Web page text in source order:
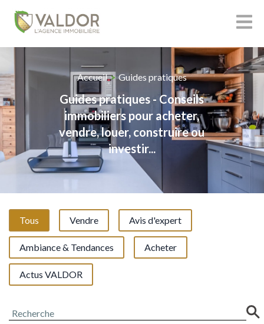
Accueil > Guides pratiques
Guides pratiques - Conseils
immobiliers pour acheter,
vendre, louer, construire ou
investir...
Tous Vendre Avis d'expert
Ambiance & Tendances Acheter
Actus VALDOR